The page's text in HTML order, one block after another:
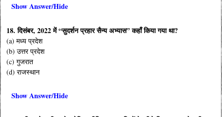
Show Answer/Hide
18. दिसंबर, 2022 में “सुदर्शन प्रहार सैन्य अभ्यास” कहाँ किया गया था?
(a) मध्य प्रदेश
(b) उत्तर प्रदेश
(c) गुजरात
(d) राजस्थान
Show Answer/Hide